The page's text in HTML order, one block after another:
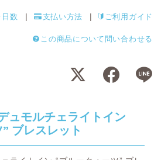
数 支払い方法 ご利用ガイド
この商品について問い合わせる
ュモルチェライトイン
ブレスレット